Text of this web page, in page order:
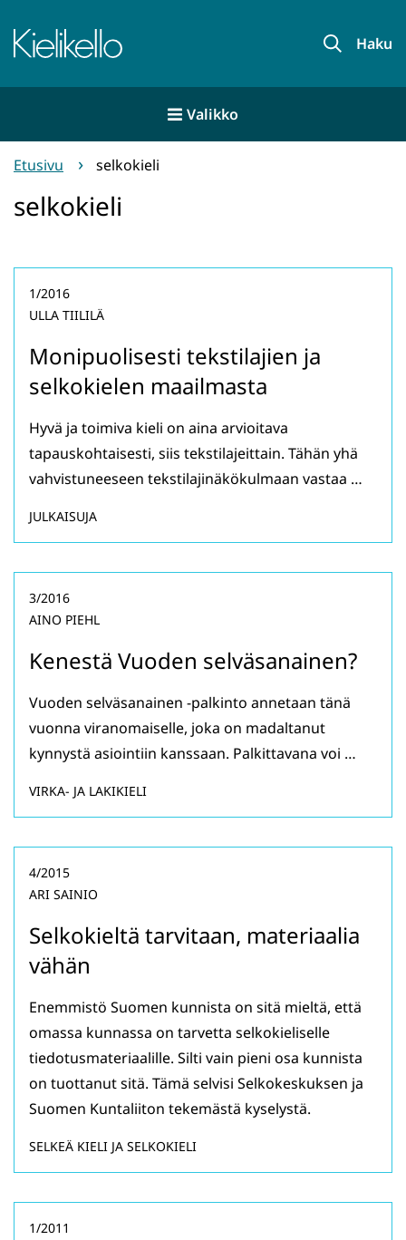
sisältöön
Etusivu Haku
Valikko
Etusivu selkokieli
selkokieli
Monipuolisesti tekstilajien ja
selkokielen maailmasta
1/2016
ULLA TIILILÄ
Hyvä ja toimiva kieli on aina arvioitava
tapauskohtaisesti, siis tekstilajeittain. Tähän yhä
vahvistuneeseen tekstilajinäkökulmaan vastaa …
JULKAISUJA
Kenestä Vuoden selväsanainen?
3/2016
AINO PIEHL
Vuoden selväsanainen -palkinto annetaan tänä
vuonna viranomaiselle, joka on madaltanut
kynnystä asiointiin kanssaan. Palkittavana voi …
VIRKA- JA LAKIKIELI
Selkokieltä tarvitaan, materiaalia
vähän
4/2015
ARI SAINIO
Enemmistö Suomen kunnista on sitä mieltä, että
omassa kunnassa on tarvetta selkokieliselle
tiedotusmateriaalille. Silti vain pieni osa kunnista
on tuottanut sitä. Tämä selvisi Selkokeskuksen ja
Suomen Kuntaliiton tekemästä kyselystä.
SELKEÄ KIELI JA SELKOKIELI
1/2011